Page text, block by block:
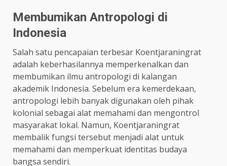
Membumikan Antropologi di
Indonesia
Salah satu pencapaian terbesar Koentjaraningrat
adalah keberhasilannya memperkenalkan dan
membumikan ilmu antropologi di kalangan
akademik Indonesia. Sebelum era kemerdekaan,
antropologi lebih banyak digunakan oleh pihak
kolonial sebagai alat memahami dan mengontrol
masyarakat lokal. Namun, Koentjaraningrat
membalik fungsi tersebut menjadi alat untuk
memahami dan memperkuat identitas budaya
bangsa sendiri.